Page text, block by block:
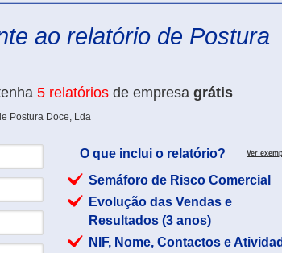
ao relatório de Postura
5 relatórios de empresa grátis
Postura Doce, Lda
O que inclui o relatório? Ver
Semáforo de Risco Comercial
Evolução das Vendas e
Resultados (3 anos)
NIF, Nome, Contactos e